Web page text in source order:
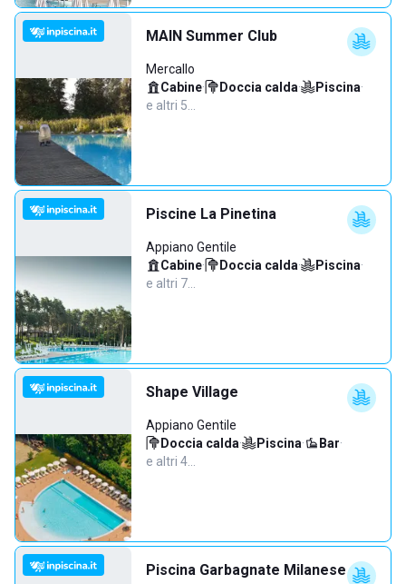
MAIN Summer Club
Mercallo
Cabine· Doccia calda· Piscina·
e altri 5…
Piscine La Pinetina
Appiano Gentile
Cabine· Doccia calda· Piscina·
e altri 7…
Shape Village
Appiano Gentile
Doccia calda· Piscina· Bar·
e altri 4…
Piscina Garbagnate Milanese